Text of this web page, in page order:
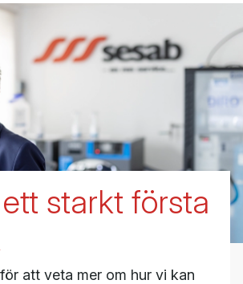
starkt första
att veta mer om hur vi kan